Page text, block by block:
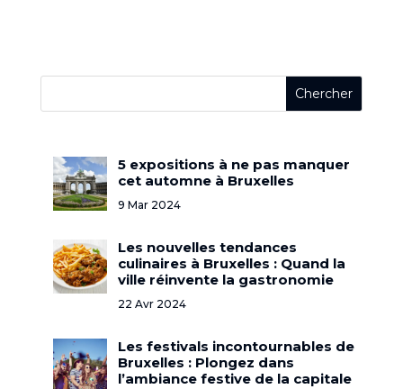
5 expositions à ne pas manquer
cet automne à Bruxelles
9 Mar 2024
Les nouvelles tendances
culinaires à Bruxelles : Quand la
ville réinvente la gastronomie
22 Avr 2024
Les festivals incontournables de
Bruxelles : Plongez dans
l’ambiance festive de la capitale